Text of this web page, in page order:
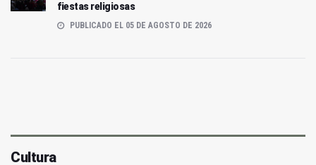
fiestas religiosas
PUBLICADO EL 05 DE AGOSTO DE 2026
Cultura